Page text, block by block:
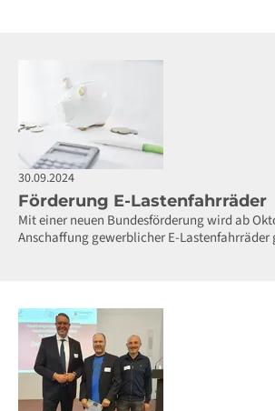
30.09.2024
Förderung E-Lastenfahrräder
Mit einer neuen Bundesförderung wird ab
Anschaffung gewerblicher E-Lastenfahrräder